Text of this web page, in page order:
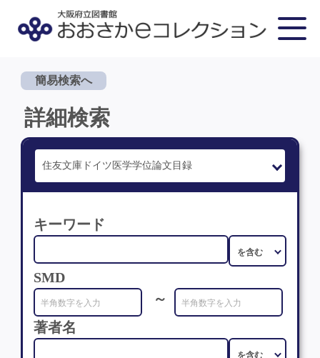
簡易検索へ
詳細検索
キーワード
SMD
～
著者名